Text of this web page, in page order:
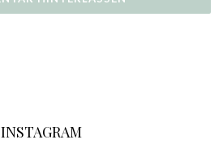
INSTAGRAM